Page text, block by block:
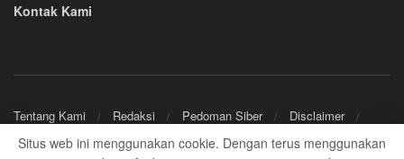
Kontak Kami
Tentang Kami Redaksi Pedoman Siber
Disclaimer
Situs web ini menggunakan cookie. Dengan terus menggunakan